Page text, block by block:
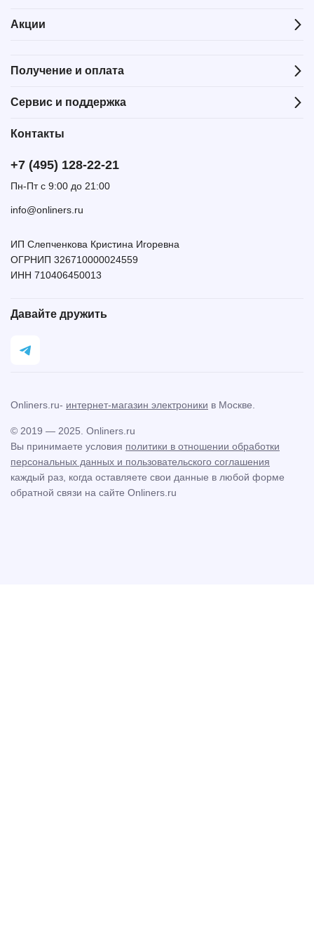
Акции
Получение и оплата
Сервис и поддержка
Контакты
+7 (495) 128-22-21
Пн-Пт с 9:00 до 21:00
info@onliners.ru
ИП Слепченкова Кристина Игоревна
ОГРНИП 326710000024559
ИНН 710406450013
Давайте дружить
Вы принимаете условия политики в отношении обработки
персональных данных и пользовательского соглашения
каждый раз, когда оставляете свои данные в любой форме
обратной связи на сайте Onliners.ru
© 2019 — 2025. Onliners.ru
Onliners.ru- интернет-магазин электроники в Москве.